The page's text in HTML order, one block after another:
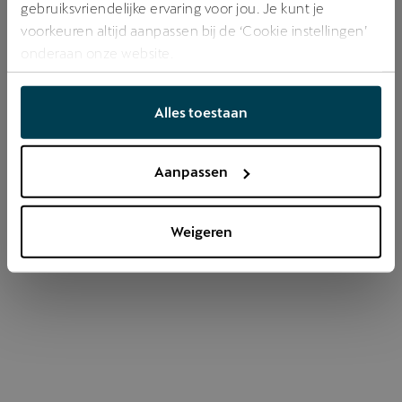
gebruiksvriendelijke ervaring voor jou. Je kunt je
voorkeuren altijd aanpassen bij de ‘Cookie instellingen’
onderaan onze website.
Alles toestaan
Aanpassen
Weigeren
Refresh